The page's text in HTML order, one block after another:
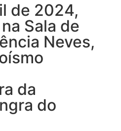
de 2024,
Sala de
Neves,
da
do